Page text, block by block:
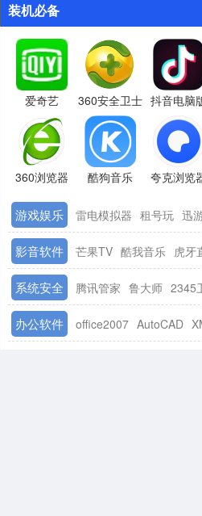
装机必备
爱奇艺 360安全卫士 抖音电脑
360浏览器 酷狗音乐 夸克浏览
游戏娱乐 雷电模拟器 租号玩 迅
影音软件 芒果TV 酷我音乐 虎牙
系统安全 腾讯管家 鲁大师 2345
办公软件 office2007 AutoCAD